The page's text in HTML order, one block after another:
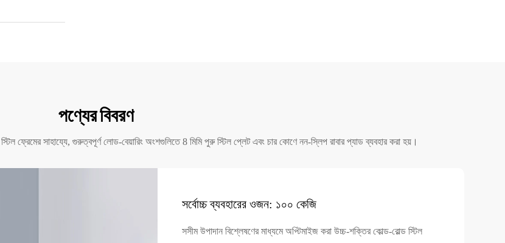
পণ্যের বিবরণ
ফ্রেমের সাহায্যে, গুরুত্বপূর্ণ লোড-বেয়ারিং অংশগুলিতে 8 মিমি পুরু স্টিল প্লেট এবং চার কোণে নন-স্লিপ রাবার প্যাড ব্যবহার করা হয়।
সর্বোচ্চ ব্যবহারের ওজন: ১০০ কেজি
সসীম উপাদান বিশ্লেষণের মাধ্যমে অপ্টিমাইজ করা উচ্চ-শক্তির কোল্ড-রোল্ড স্টিল